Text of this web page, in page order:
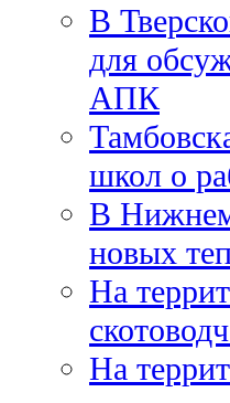
В
для
АПК
школ о
В Нижнем
новых
На
На